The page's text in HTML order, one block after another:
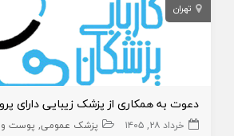
تهران
دعوت به همکاری از پزشک زیبایی دارای
خرداد ۲۸, ۱۴۰۵ پزشک عمومی پوست و